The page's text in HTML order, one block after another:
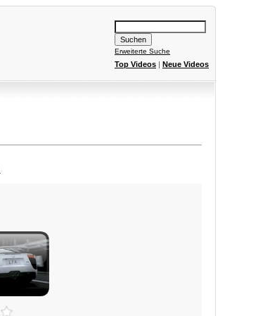
Erweiterte Suche
Top Videos | Neue Videos